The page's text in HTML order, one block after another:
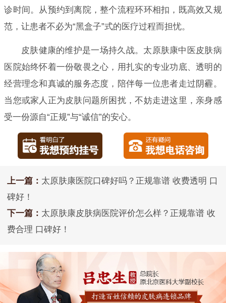
诊时间。从预约到离院，整个流程环环相扣，既高效又规
范，让患者不必为“黑盒子”式的医疗过程而担忧。
皮肤健康的维护是一场持久战。太原肤康中医皮肤病
医院始终怀着一份敬畏之心，用扎实的专业功底、透明的
经营理念和真诚的服务态度，陪伴每一位患者走过阴霾。
当您或家人正为皮肤问题所困扰，不妨走进这里，亲身感
受一份源自“正规”与“诚信”的安心。
上一篇： 太原肤康医院口碑好吗？正规靠谱 收费透明 口
碑好！
下一篇： 太原肤康皮肤病医院评价怎么样？正规靠谱 收
费合理 口碑好！